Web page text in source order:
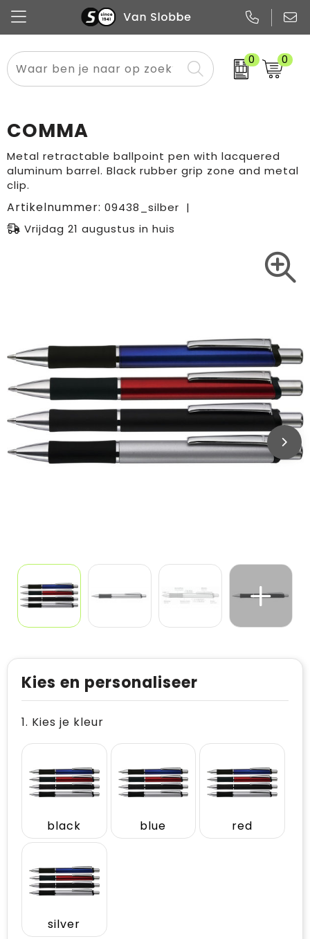
0 0
Alle categorieën
Promo
Pennen
Papier
Flessen
Merken
Meest gekozen
Overig textiel
Boodschappen- en draagtassen
Rugzakken
COMMA
Metal retractable ballpoint pen with lacquered
aluminum barrel. Black rubber grip zone and metal
clip.
Artikelnummer: 09438_silber
Vrijdag 21 augustus in huis
Kies en personaliseer
1. Kies je kleur
black blue red
silver